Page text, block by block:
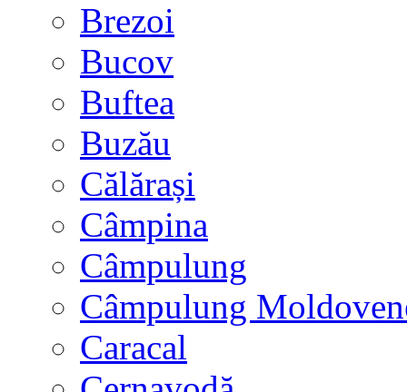
Brezoi
Bucov
Buftea
Buzău
Călărași
Câmpina
Câmpulung
Câmpulung
Caracal